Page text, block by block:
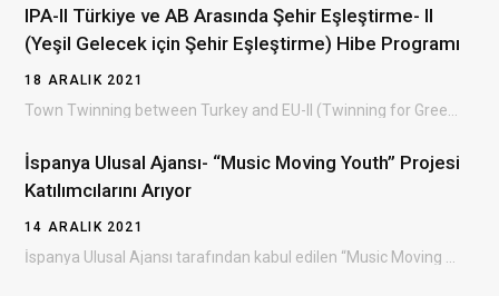
IPA-II Türkiye ve AB Arasında Şehir Eşleştirme- II
(Yeşil Gelecek için Şehir Eşleştirme) Hibe Programı
18 ARALIK 2021
İspanya Ulusal Ajansı- “Music Moving Youth” Projesi
Katılımcılarını Arıyor
14 ARALIK 2021